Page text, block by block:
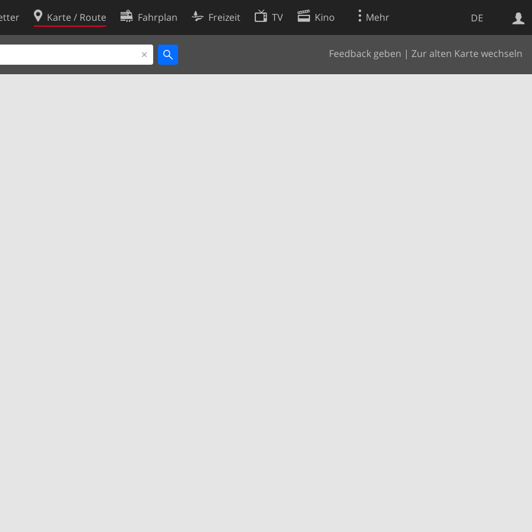
DE
Karte / Route Fahrplan Freizeit TV Kino Mehr
Feedback geben | Zur alten Karte wechseln
Websuche
Cookie-Richtlinie
Cookie-Einstellungen